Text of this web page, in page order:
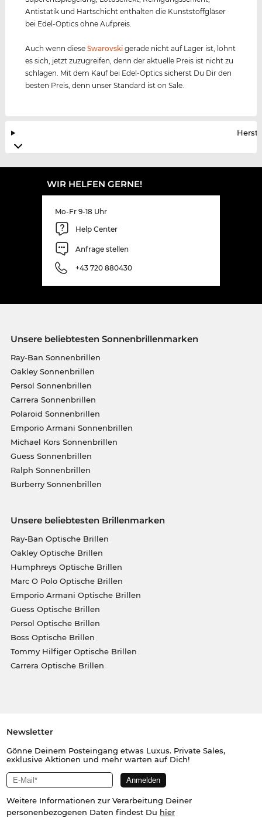
Antistatik und Hartschicht enthalten die Kunststoffgläser
bei Edel-Optics ohne Aufpreis.
Auch wenn dieseSwarovski gerade nicht auf Lager ist, lohnt
es sich, jetzt zuzugreifen, denn der aktuelle Preis ist nicht zu
schlagen. Mit dem Kauf bei Edel-Optics sicherst Du Dir den
besten Preis, denn unser Standard ist on Sale.
WIR HELFEN GERNE!
Mo-Fr 9-18 Uhr
Help Center
Anfrage stellen
+43 720 880430
Unsere beliebtesten Sonnenbrillenmarken
Ray-Ban Sonnenbrillen
Oakley Sonnenbrillen
Persol Sonnenbrillen
Carrera Sonnenbrillen
Polaroid Sonnenbrillen
Emporio Armani Sonnenbrillen
Michael Kors Sonnenbrillen
Guess Sonnenbrillen
Ralph Sonnenbrillen
Burberry Sonnenbrillen
Unsere beliebtesten Brillenmarken
Ray-Ban Optische Brillen
Oakley Optische Brillen
Humphreys Optische Brillen
Marc O Polo Optische Brillen
Emporio Armani Optische Brillen
Guess Optische Brillen
Persol Optische Brillen
Boss Optische Brillen
Tommy Hilfiger Optische Brillen
Carrera Optische Brillen
Newsletter
Gönne Deinem Posteingang etwas Luxus. Private Sales,
exklusive Aktionen und mehr warten auf Dich!
Weitere Informationen zur Verarbeitung Deiner
personenbezogenen Daten findest Du hier